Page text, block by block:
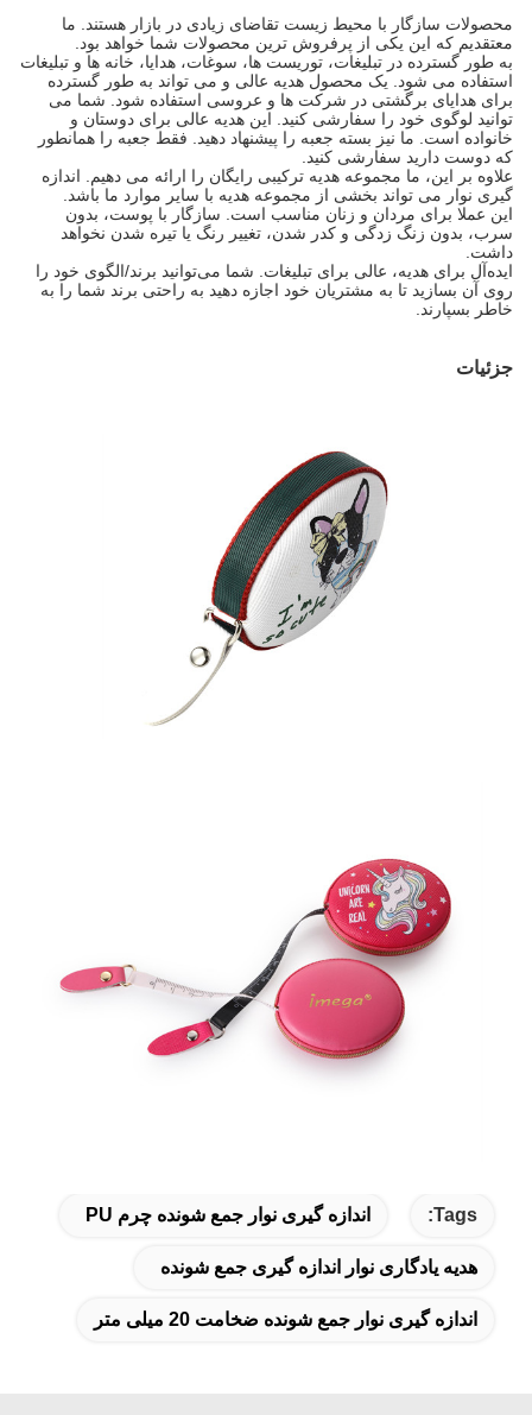
محصولات سازگار با محیط زیست تقاضای زیادی در بازار هستند. ما
معتقدیم که این یکی از پرفروش ترین محصولات شما خواهد بود.
به طور گسترده در تبلیغات، توریست ها، سوغات، هدایا، خانه ها و تبلیغات
استفاده می شود. یک محصول هدیه عالی و می تواند به طور گسترده
برای هدایای برگشتی در شرکت ها و عروسی استفاده شود. شما می
توانید لوگوی خود را سفارشی کنید. این هدیه عالی برای دوستان و
خانواده است. ما نیز بسته جعبه را پیشنهاد دهید. فقط جعبه را همانطور
که دوست دارید سفارشی کنید.
علاوه بر این، ما مجموعه هدیه ترکیبی رایگان را ارائه می دهیم. اندازه
گیری نوار می تواند بخشی از مجموعه هدیه با سایر موارد ما باشد.
این عملا برای مردان و زنان مناسب است. سازگار با پوست، بدون
سرب، بدون زنگ زدگی و کدر شدن، تغییر رنگ یا تیره شدن نخواهد
داشت.
ایده‌آل برای هدیه، عالی برای تبلیغات. شما می‌توانید برند/الگوی خود را
روی آن بسازید تا به مشتریان خود اجازه دهید به راحتی برند شما را به
خاطر بسپارند.
جزئیات
Tags: اندازه گیری نوار جمع شونده چرم PU
هدیه یادگاری نوار اندازه گیری جمع شونده
اندازه گیری نوار جمع شونده ضخامت 20 میلی متر